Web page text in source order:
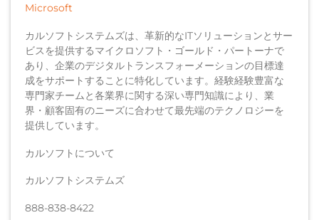
Microsoft
カルソフトシステムズは、革新的なITソリューションとサー
ビスを提供するマイクロソフト・ゴールド・パートーナで
あり、企業のデジタルトランスフォーメーションの目標達
成をサポートすることに特化しています。経験経験豊富な
専門家チームと各業界に関する深い専門知識により、業
界・顧客固有のニーズに合わせて最先端のテクノロジーを
提供しています。
カルソフトについて
カルソフトシステムズ
888-838-8422